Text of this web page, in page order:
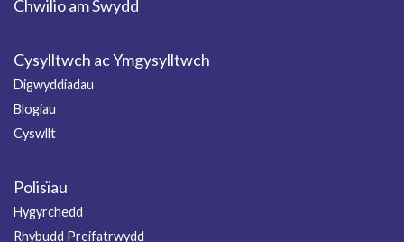
Chwilio am Swydd
Cysylltwch ac Ymgysylltwch
Digwyddiadau
Blogiau
Cyswllt
Polisïau
Hygyrchedd
Rhybudd Preifatrwydd